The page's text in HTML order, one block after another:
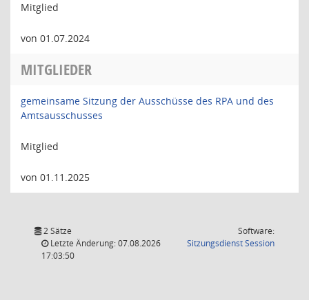
Mitglied
von 01.07.2024
MITGLIEDER
gemeinsame Sitzung der Ausschüsse des RPA und des
Amtsausschusses
Mitglied
von 01.11.2025
2 Sätze
Letzte Änderung: 07.08.2026
17:03:50
Software:
SitzungsdienstSession(Wird in